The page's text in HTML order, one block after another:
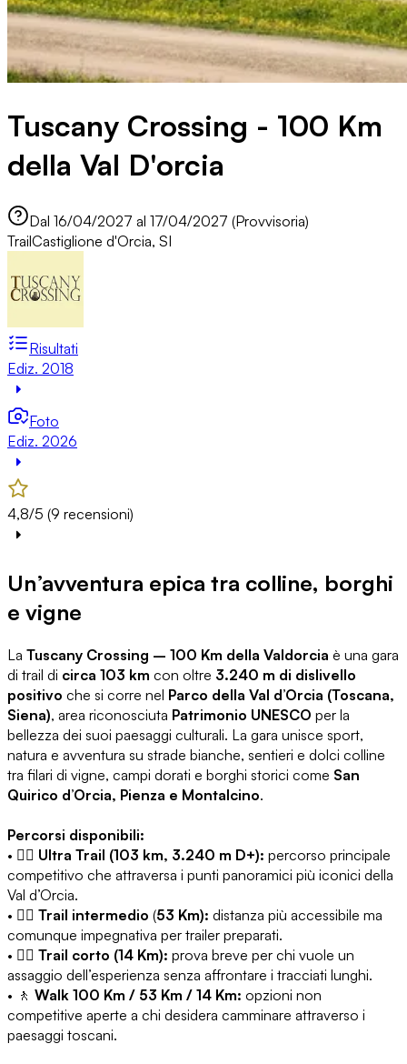
Tuscany Crossing - 100 Km
della Val D'orcia
Dal 16/04/2027 al 17/04/2027 (Provvisoria)
TrailCastiglione d'Orcia, SI
Risultati
Ediz. 2018
Foto
Ediz. 2026
4,8/5 (9 recensioni)
Un’avventura epica tra colline, borghi
e vigne
La Tuscany Crossing – 100 Km della Valdorcia è una gara
di trail di circa 103 km con oltre 3.240 m di dislivello
positivo che si corre nel Parco della Val d’Orcia (Toscana,
Siena), area riconosciuta Patrimonio UNESCO per la
bellezza dei suoi paesaggi culturali. La gara unisce sport,
natura e avventura su strade bianche, sentieri e dolci colline
tra filari di vigne, campi dorati e borghi storici come San
Quirico d’Orcia, Pienza e Montalcino.
Percorsi disponibili:
• 🏃‍♂️ Ultra Trail (103 km, 3.240 m D+): percorso principale
competitivo che attraversa i punti panoramici più iconici della
Val d’Orcia.
• 🏃‍♂️ Trail intermedio (53 Km): distanza più accessibile ma
comunque impegnativa per trailer preparati.
• 🏃‍♀️ Trail corto (14 Km): prova breve per chi vuole un
assaggio dell’esperienza senza affrontare i tracciati lunghi.
• 🚶 Walk 100 Km / 53 Km / 14 Km: opzioni non
competitive aperte a chi desidera camminare attraverso i
paesaggi toscani.